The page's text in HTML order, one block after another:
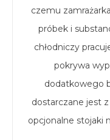
czemu
próbek i
chłodniczy
pokrywa
dodatkowego
dostarczane jest
opcjonalne stojaki